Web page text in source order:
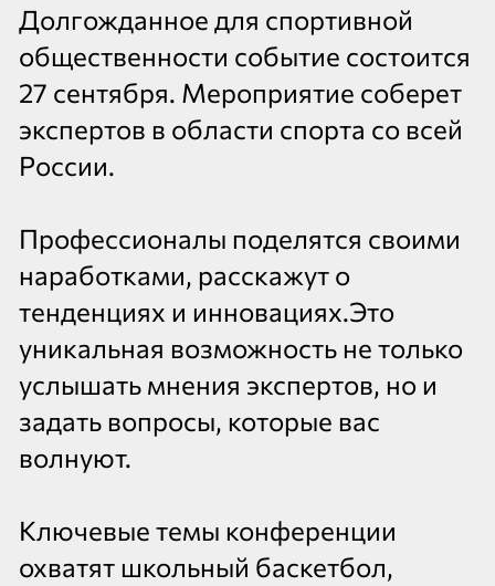
Долгожданное для спортивной
общественности событие состоится
27 сентября. Мероприятие соберет
экспертов в области спорта со всей
России.
Профессионалы поделятся своими
наработками, расскажут о
тенденциях и инновациях.Это
уникальная возможность не только
услышать мнения экспертов, но и
задать вопросы, которые вас
волнуют.
Ключевые темы конференции
охватят школьный баскетбол,